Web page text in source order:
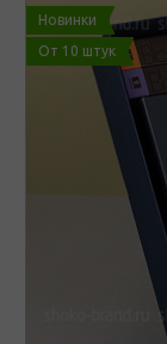
Новинки
От 10 штук